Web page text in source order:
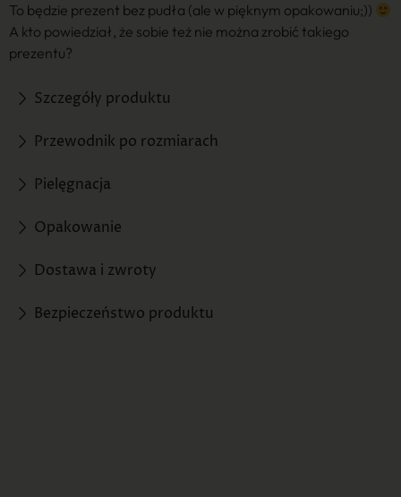
To będzie prezent bez pudła (ale w pięknym opakowaniu;))
A kto powiedział, że sobie też nie można zrobić takiego
prezentu?
Szczegóły produktu
Przewodnik po rozmiarach
Pielęgnacja
Opakowanie
Dostawa i zwroty
Bezpieczeństwo produktu